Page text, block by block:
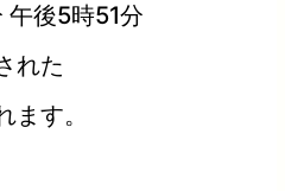
後5時51分
れた
す。